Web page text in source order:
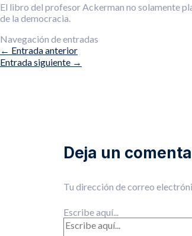
El libro del profesor Ackerman no solamente
de la democracia.
Navegación de entradas
← Entrada anterior
Entrada siguiente →
Deja un
Tu dirección de correo
Escribe aquí...